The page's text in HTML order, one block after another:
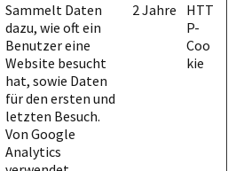
Sammelt Daten
dazu, wie oft ein
Benutzer eine
Website besucht
hat, sowie Daten
für den ersten und
letzten Besuch.
Von Google
Analytics
2 Jahre
HTT
P-
Coo
kie